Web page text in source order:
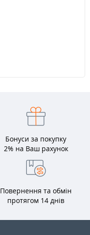
Бонуси за покупку
2% на Ваш рахунок
Повернення та обмін
протягом 14 днів